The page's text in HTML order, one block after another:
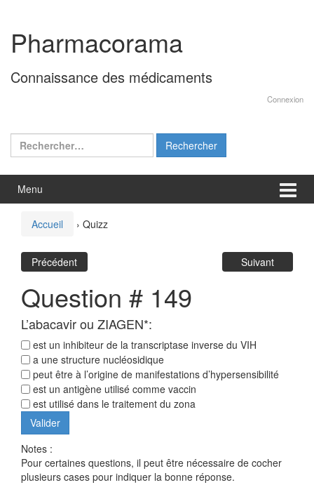
contenu
menu
principal
Pharmacorama
Connaissance des médicaments
Connexion
Rechercher :
Menu
Accueil › Quizz
Précédent Suivant
Question # 149
L’abacavir ou ZIAGEN*:
est un inhibiteur de la transcriptase inverse du VIH
a une structure nucléosidique
peut être à l’origine de manifestations d’hypersensibilité
est un antigène utilisé comme vaccin
est utilisé dans le traitement du zona
Notes :
Pour certaines questions, il peut être nécessaire de cocher
plusieurs cases pour indiquer la bonne réponse.